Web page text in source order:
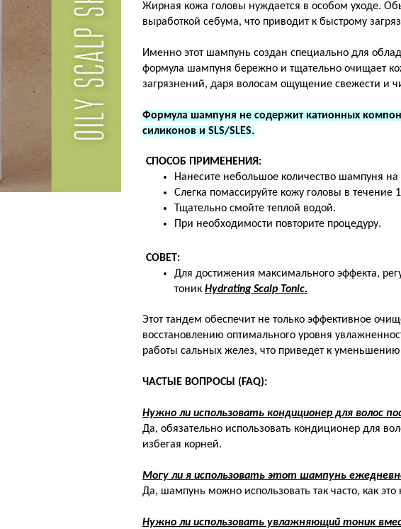
Жирная кожа головы нуждается в особом уходе.
выработкой себума, что приводит к быстрому
Именно этот шампунь создан специально для
формула шампуня бережно и тщательно очищает
загрязнений, даря волосам ощущение свежести и
Формула шампуня не содержит катионных
силиконов и SLS/SLES.
СПОСОБ ПРИМЕНЕНИЯ:
Нанесите небольшое количество шампуня
Слегка помассируйте кожу головы в течение
Тщательно смойте теплой водой.
При необходимости повторите процедуру.
СОВЕТ:
Для достижения максимального эффекта,
тоник Hydrating Scalp Tonic.
Этот тандем обеспечит не только эффективное
восстановлению оптимального уровня
работы сальных желез, что приведет к
ЧАСТЫЕ ВОПРОСЫ (FAQ):
Нужно ли использовать кондиционер для волос
Да, обязательно использовать кондиционер для
избегая корней.
Могу ли я использовать этот шампунь
Да, шампунь можно использовать так часто, как
Нужно ли использовать увлажняющий тоник